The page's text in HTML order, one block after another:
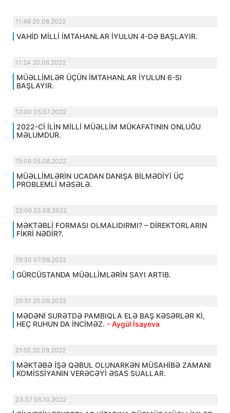
11:46 20.06.2022
VAHİD MİLLİ İMTAHANLAR İYULUN 4-DƏ BAŞLAYIR.
11:24 20.06.2022
MÜƏLLİMLƏR ÜÇÜN İMTAHANLAR İYULUN 6-SI
BAŞLAYIR.
12:00 05.07.2022
2022-Cİ İLİN MİLLİ MÜƏLLİM MÜKAFATININ ONLUĞU
MƏLUMDUR.
15:09 05.08.2022
MÜƏLLİMLƏRİN UCADAN DANIŞA BİLMƏDİYİ ÜÇ
PROBLEMLİ MƏSƏLƏ.
22:06 23.08.2022
MƏKTƏBLİ FORMASI OLMALIDIRMI? – DİREKTORLARIN
FİKRİ NƏDİR?.
19:30 07.09.2022
GÜRCÜSTANDA MÜƏLLİMLƏRİN SAYI ARTIB.
20:51 20.09.2022
MƏDƏNİ SURƏTDƏ PAMBIQLA ELƏ BAŞ KƏSƏRLƏR Kİ,
HEÇ RUHUN DA İNCİMƏZ. - Aygül İsayeva
21:55 20.09.2022
MƏKTƏBƏ İŞƏ QƏBUL OLUNARKƏN MÜSAHİBƏ ZAMANI
KOMİSSİYANIN VERƏCƏYİ ƏSAS SUALLAR.
23:37 05.10.2022